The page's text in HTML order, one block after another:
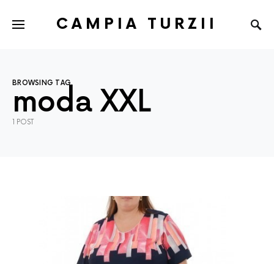
CAMPIA TURZII
BROWSING TAG
moda XXL
1 POST